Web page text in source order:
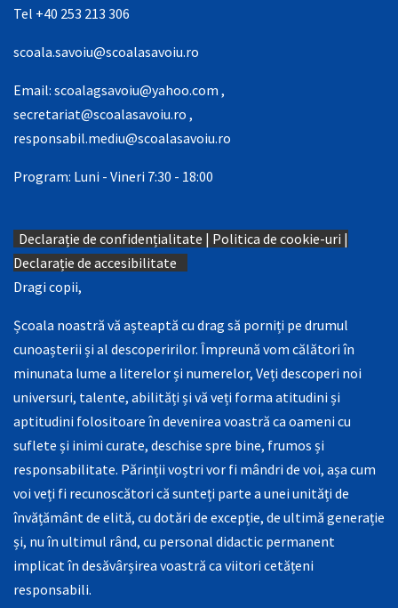
Tel +40 253 213 306
scoala.savoiu@scoalasavoiu.ro
Email: scoalagsavoiu@yahoo.com ,
secretariat@scoalasavoiu.ro ,
responsabil.mediu@scoalasavoiu.ro
Program: Luni - Vineri 7:30 - 18:00
Declarație de confidențialitate | Politica de cookie-uri |
Declarație de accesibilitate
Dragi copii,
Școala noastră vă așteaptă cu drag să porniți pe drumul
cunoașterii și al descoperirilor. Împreună vom călători în
minunata lume a literelor și numerelor, Veți descoperi noi
universuri, talente, abilități și vă veți forma atitudini și
aptitudini folositoare în devenirea voastră ca oameni cu
suflete și inimi curate, deschise spre bine, frumos și
responsabilitate. Părinții voștri vor fi mândri de voi, așa cum
voi veți fi recunoscători că sunteți parte a unei unități de
învățământ de elită, cu dotări de excepție, de ultimă generație
și, nu în ultimul rând, cu personal didactic permanent
implicat în desăvârșirea voastră ca viitori cetățeni
responsabili.